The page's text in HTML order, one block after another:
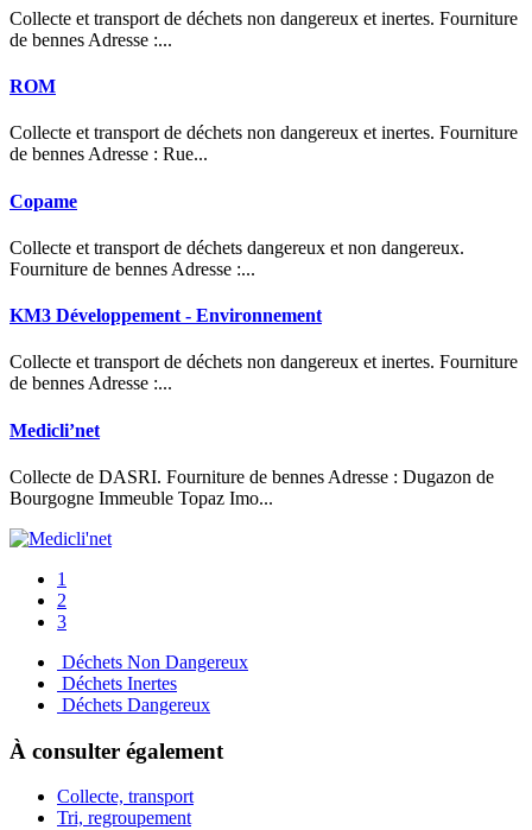
Collecte et transport de déchets non dangereux et inertes. Fourniture
de bennes Adresse :...
ROM
Collecte et transport de déchets non dangereux et inertes. Fourniture
de bennes Adresse : Rue...
Copame
Collecte et transport de déchets dangereux et non dangereux.
Fourniture de bennes Adresse :...
KM3 Développement - Environnement
Collecte et transport de déchets non dangereux et inertes. Fourniture
de bennes Adresse :...
Medicli’net
Collecte de DASRI. Fourniture de bennes Adresse : Dugazon de
Bourgogne Immeuble Topaz Imo...
1
2
3
Déchets Non Dangereux
Déchets Inertes
Déchets Dangereux
À consulter également
Collecte, transport
Tri, regroupement